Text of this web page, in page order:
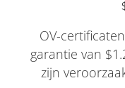
OV-
garantie van
zijn